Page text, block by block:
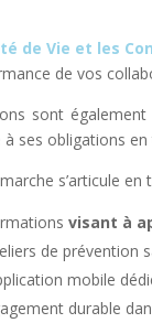
de Vie et les
de vos
sont également
à ses obligations
s’articule en
visant à
de prévention
mobile
durable